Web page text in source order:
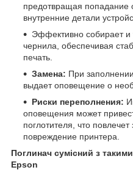
предотвращая попадание
внутренние детали
Эффективно собирает и
чернила, обеспечивая
печать.
Замена: При
выдает оповещение о
Риски переполнения:
оповещения может
поглотителя, что
повреждение принтера.
Поглинач сумісний з
Epson